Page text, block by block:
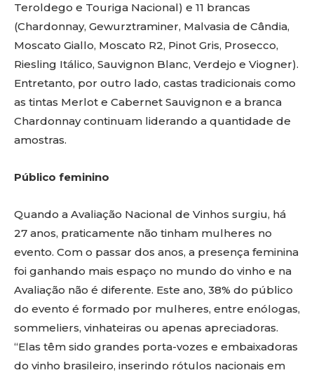
Teroldego e Touriga Nacional) e 11 brancas
(Chardonnay, Gewurztraminer, Malvasia de Cândia,
Moscato Giallo, Moscato R2, Pinot Gris, Prosecco,
Riesling Itálico, Sauvignon Blanc, Verdejo e Viogner).
Entretanto, por outro lado, castas tradicionais como
as tintas Merlot e Cabernet Sauvignon e a branca
Chardonnay continuam liderando a quantidade de
amostras.
Público feminino
Quando a Avaliação Nacional de Vinhos surgiu, há
27 anos, praticamente não tinham mulheres no
evento. Com o passar dos anos, a presença feminina
foi ganhando mais espaço no mundo do vinho e na
Avaliação não é diferente. Este ano, 38% do público
do evento é formado por mulheres, entre enólogas,
sommeliers, vinhateiras ou apenas apreciadoras.
“Elas têm sido grandes porta-vozes e embaixadoras
do vinho brasileiro, inserindo rótulos nacionais em